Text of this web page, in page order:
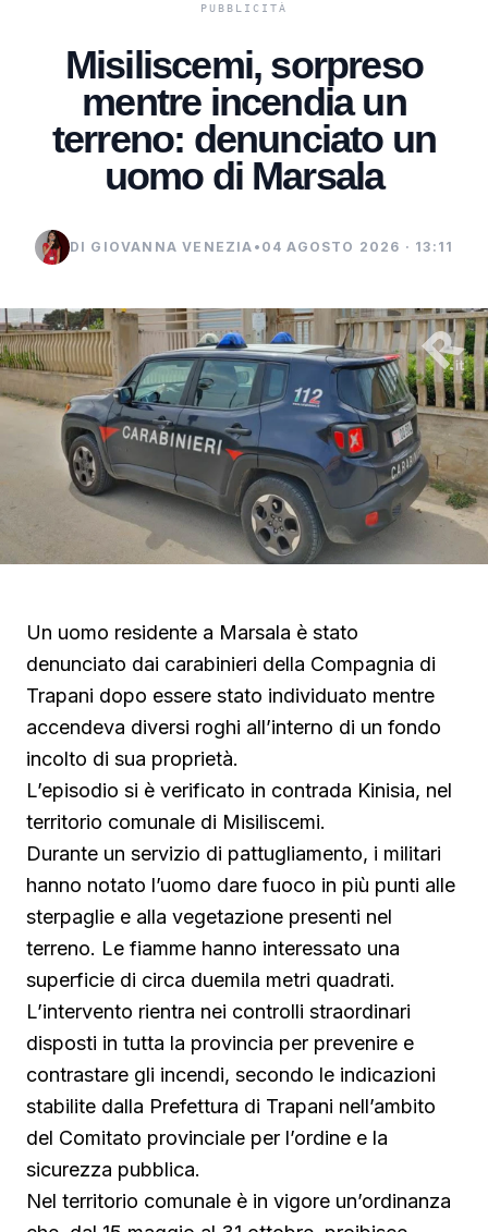
Misiliscemi, sorpreso
mentre incendia un
terreno: denunciato un
uomo di Marsala
DI GIOVANNA VENEZIA • 04 AGOSTO 2026 · 13:11
Un uomo residente a Marsala è stato
denunciato dai carabinieri della Compagnia di
Trapani dopo essere stato individuato mentre
accendeva diversi roghi all’interno di un fondo
incolto di sua proprietà.
L’episodio si è verificato in contrada Kinisia, nel
territorio comunale di Misiliscemi.
Durante un servizio di pattugliamento, i militari
hanno notato l’uomo dare fuoco in più punti alle
sterpaglie e alla vegetazione presenti nel
terreno. Le fiamme hanno interessato una
superficie di circa duemila metri quadrati.
L’intervento rientra nei controlli straordinari
disposti in tutta la provincia per prevenire e
contrastare gli incendi, secondo le indicazioni
stabilite dalla Prefettura di Trapani nell’ambito
del Comitato provinciale per l’ordine e la
sicurezza pubblica.
Nel territorio comunale è in vigore un’ordinanza